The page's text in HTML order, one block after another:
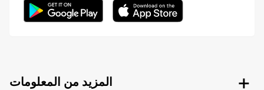
المزيد من المعلومات